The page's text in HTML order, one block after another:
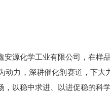
安源化学工业有限公司，在样
动力，深耕催化剂赛道，下
，以稳中求进、以进促稳的科